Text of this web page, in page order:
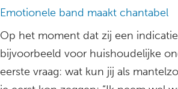
Emotionele band maakt chantabel
Op het moment dat zij een indicatie
bijvoorbeeld voor huishoudelijke
eerste vraag: wat kun jij als